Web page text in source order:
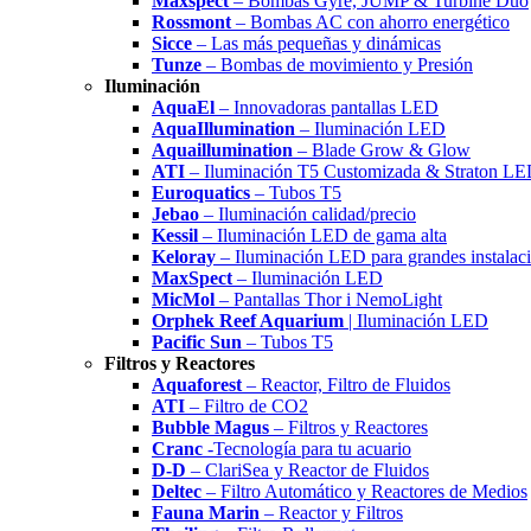
Rossmont – Bombas AC con ahorro energético
Sicce – Las más pequeñas y dinámicas
Tunze – Bombas de movimiento y Presión
Iluminación
AquaEl – Innovadoras pantallas LED
AquaIllumination – Iluminación LED
Aquaillumination – Blade Grow & Glow
ATI – Iluminación T5 Customizada & Straton
Euroquatics – Tubos T5
Jebao – Iluminación calidad/precio
Kessil – Iluminación LED de gama alta
Keloray – Iluminación LED para grandes
MaxSpect – Iluminación LED
MicMol – Pantallas Thor i NemoLight
Orphek Reef Aquarium | Iluminación LED
Pacific Sun – Tubos T5
Filtros y Reactores
Aquaforest – Reactor, Filtro de Fluidos
ATI – Filtro de CO2
Bubble Magus – Filtros y Reactores
Cranc -Tecnología para tu acuario
D-D – ClariSea y Reactor de Fluidos
Deltec – Filtro Automático y Reactores de Medios
Fauna Marin – Reactor y Filtros